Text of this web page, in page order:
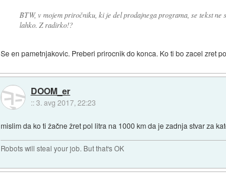
BTW, v mojem priročniku, ki je del prodajnega programa, se tekst ne
lahko. Z radirko!?
Se en pametnjakovic. Preberi prirocnik do konca. Ko ti bo zacel zret
DOOM_er
::3. avg 2017, 22:23
mislim da ko ti žačne žret pol litra na 1000 km da je zadnja stvar za
Robots will steal your job. But that's OK